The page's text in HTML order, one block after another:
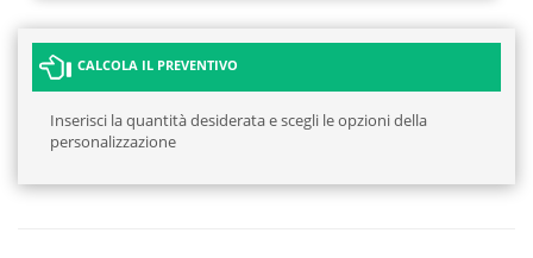
CALCOLA IL PREVENTIVO
Inserisci la quantità desiderata e scegli le opzioni della
personalizzazione